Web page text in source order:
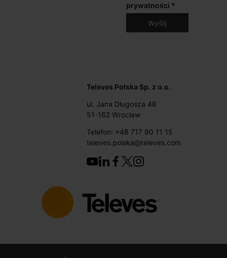
prywatności *
Televes Polska Sp. z o.o.
ul. Jana Długosza 48
51-162 Wrocław
Telefon: +48 717 90 11 15
televes.polska@televes.com